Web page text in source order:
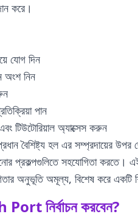
করে।
যোগ দিন
অংশ নিন
পান
টিউটোরিয়াল অ্যাক্সেস করুন
হল এর সম্প্রদায়ের উপর জোর
প্রকল্পগুলিতে সহযোগিতা করতে। এই
অনুভূতি অমূল্য, বিশেষ করে একটি
নির্বাচন করবেন?